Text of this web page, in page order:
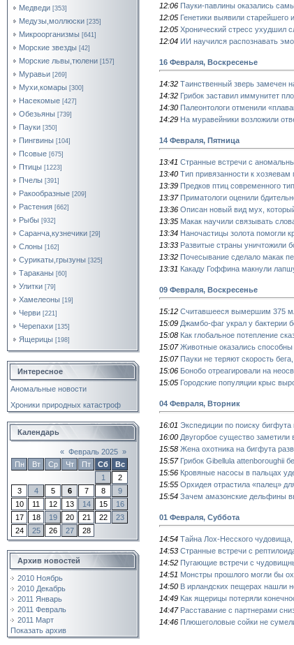
Медведи [353]
Медузы,моллюски [235]
Микроорганизмы [641]
Морские звезды [42]
Морские львы,тюлени [157]
Муравьи [269]
Мухи,комары [300]
Насекомые [427]
Обезьяны [739]
Пауки [350]
Пингвины [104]
Псовые [675]
Птицы [1223]
Пчелы [391]
Ракообразные [209]
Растения [662]
Рыбы [932]
Саранча,кузнечики [29]
Слоны [162]
Сурикаты,грызуны [325]
Тараканы [60]
Улитки [79]
Хамелеоны [19]
Черви [221]
Черепахи [135]
Ящерицы [198]
Интересное
Аномальные новости
Хроники природных катастроф
Календарь
« Февраль 2025 »
Пн
Вт Ср Чт Пт Сб
Вс
1
2
3
4 5 6 7 8
9
10
11 12 13 14 15
16
17
18 19 20 21 22
23
24
25 26 27 28
Архив новостей
2010 Ноябрь
2010 Декабрь
2011 Январь
2011 Февраль
2011 Март
Показать архив
12:06 Пауки-павлины оказались
12:05 Генетики выявили старейшего
12:05 Хронический стресс ухудшил
12:04 ИИ научился распознавать
16 Февраля, Воскресенье
14:32 Таинственный зверь замечен
14:32 Грибок заставил иммунитет
14:30 Палеонтологи отменили
14:29 На муравейники возложили
14 Февраля, Пятница
13:41 Странные встречи с
13:40 Тип привязанности к
13:39 Предков птиц современного
13:37 Приматологи оценили
13:36 Описан новый вид мух,
13:35 Макак научили связывать
13:34 Наночастицы золота помогли
13:33 Развитые страны уничтожили
13:32 Почесывание сделало макак
13:31 Какаду Гоффина макнули
09 Февраля, Воскресенье
15:12 Считавшееся вымершим 375
15:09 Джамбо-фаг украл у бактерии
15:08 Как глобальное потепление
15:07 Животные оказались способны
15:07 Пауки не теряют скорость
15:06 Бонобо отреагировали на
15:05 Городские популяции крыс
04 Февраля, Вторник
16:01 Экспедиции по поиску
16:00 Двугорбое существо заметили
15:58 Жена охотника на бигфута
15:57 Грибок Gibellula attenboroughii
15:56 Кровяные насосы в пальцах
15:55 Орхидея отрастила «палец»
15:54 Зачем амазонские дельфины
01 Февраля, Суббота
14:54 Тайна Лох-Несского
14:53 Странные встречи с
14:52 Пугающие встречи с
14:51 Монстры прошлого могли бы
14:50 В ирландских пещерах нашли
14:49 Как ящерицы потеряли
14:47 Расставание с партнерами
14:46 Плюшеголовые сойки не